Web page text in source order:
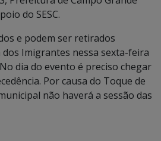
do SESC.
e podem ser retirados
Imigrantes nessa sexta-feira
dia do evento é preciso chegar
Por causa do Toque de
não haverá a sessão das